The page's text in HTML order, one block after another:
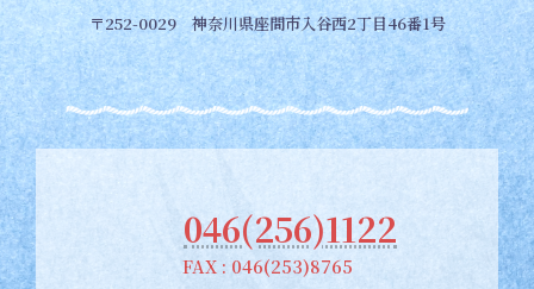
〒252-0029 神奈川県座間市入谷西2丁目46番1号
046(256)1122
FAX : 046(253)8765